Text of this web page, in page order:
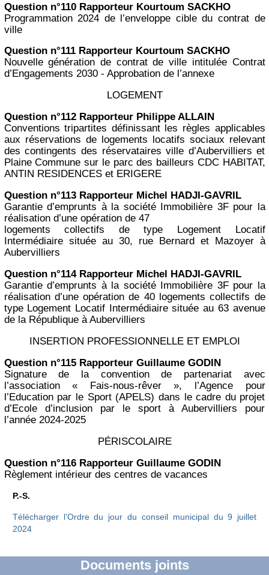
Question n°110 Rapporteur Kourtoum SACKHO
Programmation 2024 de l’enveloppe cible du contrat de
ville
Question n°111 Rapporteur Kourtoum SACKHO
Nouvelle génération de contrat de ville intitulée Contrat
d’Engagements 2030 - Approbation de l’annexe
LOGEMENT
Question n°112 Rapporteur Philippe ALLAIN
Conventions tripartites définissant les règles applicables
aux réservations de logements locatifs sociaux relevant
des contingents des réservataires ville d’Aubervilliers et
Plaine Commune sur le parc des bailleurs CDC HABITAT,
ANTIN RESIDENCES et ERIGERE
Question n°113 Rapporteur Michel HADJI-GAVRIL
Garantie d’emprunts à la société Immobilière 3F pour la
réalisation d’une opération de 47
logements collectifs de type Logement Locatif
Intermédiaire située au 30, rue Bernard et Mazoyer à
Aubervilliers
Question n°114 Rapporteur Michel HADJI-GAVRIL
Garantie d’emprunts à la société Immobilière 3F pour la
réalisation d’une opération de 40 logements collectifs de
type Logement Locatif Intermédiaire située au 63 avenue
de la République à Aubervilliers
INSERTION PROFESSIONNELLE ET EMPLOI
Question n°115 Rapporteur Guillaume GODIN
Signature de la convention de partenariat avec
l’association « Fais-nous-rêver », l’Agence pour
l’Education par le Sport (APELS) dans le cadre du projet
d’Ecole d’inclusion par le sport à Aubervilliers pour
l’année 2024-2025
PÉRISCOLAIRE
Question n°116 Rapporteur Guillaume GODIN
Règlement intérieur des centres de vacances
P.-S.
Télécharger l’Ordre du jour du conseil municipal du 9 juillet
2024
Documents joints